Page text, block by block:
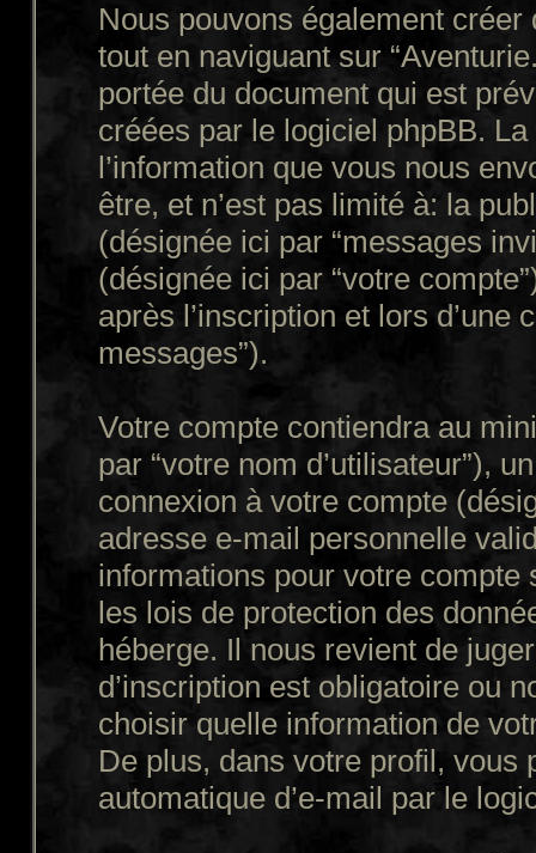
Nous pouvons également
tout en naviguant sur
portée du document qui est
créées par le logiciel phpBB.
l’information que vous nous
être, et n’est pas limité à: la
(désignée ici par “messages
(désignée ici par “votre
après l’inscription et lors d’une
messages”).
Votre compte contiendra au
par “votre nom d’utilisateur”),
connexion à votre compte
adresse e-mail personnelle
informations pour votre compte
les lois de protection des
héberge. Il nous revient de
d’inscription est obligatoire ou
choisir quelle information de
De plus, dans votre profil, vous
automatique d’e-mail par le